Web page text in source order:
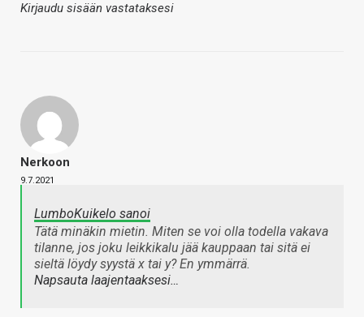
Kirjaudu sisään vastataksesi
Nerkoon
9.7.2021
LumboKuikelo sanoi
Tätä minäkin mietin. Miten se voi olla todella vakava
tilanne, jos joku leikkikalu jää kauppaan tai sitä ei
sieltä löydy syystä x tai y? En ymmärrä.
Napsauta laajentaaksesi…